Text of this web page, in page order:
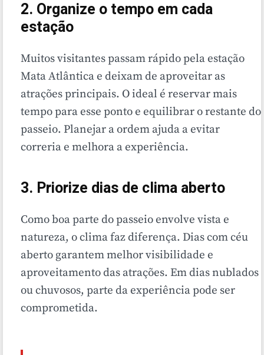
2. Organize o tempo em cada
estação
Muitos visitantes passam rápido pela estação
Mata Atlântica e deixam de aproveitar as
atrações principais. O ideal é reservar mais
tempo para esse ponto e equilibrar o restante do
passeio. Planejar a ordem ajuda a evitar
correria e melhora a experiência.
3. Priorize dias de clima aberto
Como boa parte do passeio envolve vista e
natureza, o clima faz diferença. Dias com céu
aberto garantem melhor visibilidade e
aproveitamento das atrações. Em dias nublados
ou chuvosos, parte da experiência pode ser
comprometida.